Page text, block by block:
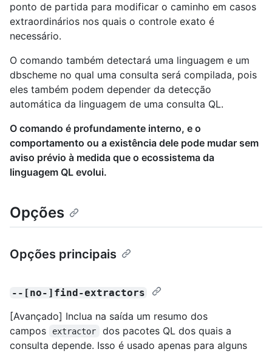
ponto de partida para modificar o caminho em casos
extraordinários nos quais o controle exato é
necessário.
O comando também detectará uma linguagem e um
dbscheme no qual uma consulta será compilada, pois
eles também podem depender da detecção
automática da linguagem de uma consulta QL.
O comando é profundamente interno, e o
comportamento ou a existência dele pode mudar sem
aviso prévio à medida que o ecossistema da
linguagem QL evolui.
Opções
Opções principais
--[no-]find-extractors
[Avançado] Inclua na saída um resumo dos
campos
extractor
dos pacotes QL dos quais a
consulta depende. Isso é usado apenas para alguns